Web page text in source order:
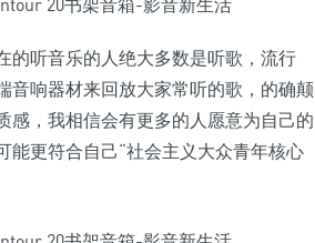
的听音乐的人绝大多数是听歌，流行
音响器材来回放大家常听的歌，的确颠
感，我相信会有更多的人愿意为自己的
能更符合自己“社会主义大众青年核心